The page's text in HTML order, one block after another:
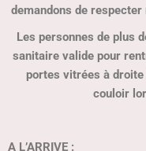
demandons de
Les personnes de plus
sanitaire valide pour
portes vitrées à droite
couloir
A L’ARRIVE :